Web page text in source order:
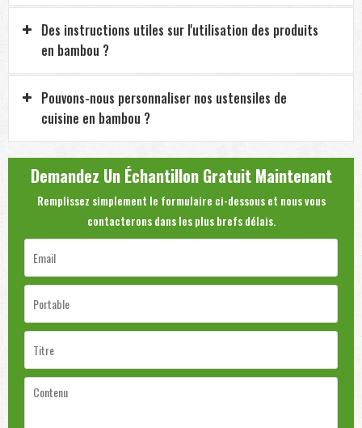
Des instructions utiles sur l'utilisation des produits
en bambou ?
Pouvons-nous personnaliser nos ustensiles de
cuisine en bambou ?
Demandez Un Échantillon Gratuit Maintenant
Remplissez simplement le formulaire ci-dessous et nous vous
contacterons dans les plus brefs délais.